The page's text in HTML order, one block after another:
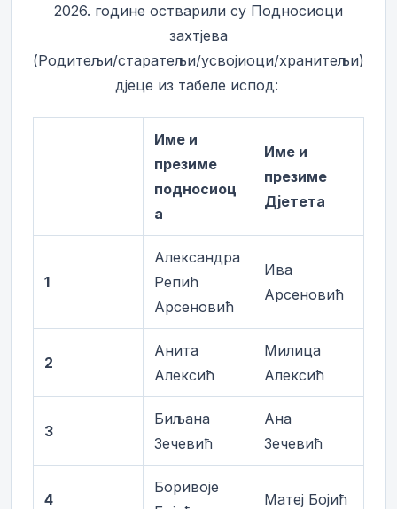
2026. године остварили су Подносиоци
захтјева
(Родитељи/старатељи/усвојиоци/хранитељи)
дјеце из табеле испод:
Име и
презиме
подносиоц
а
Име и
презиме
Дјетета
1
Александра
Репић
Арсеновић
Ива
Арсеновић
2
Анита
Алексић
Милица
Алексић
3
Биљана
Зечевић
Ана
Зечевић
4
Боривоје
Матеј Бојић